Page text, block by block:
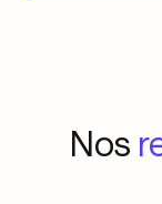
Nos